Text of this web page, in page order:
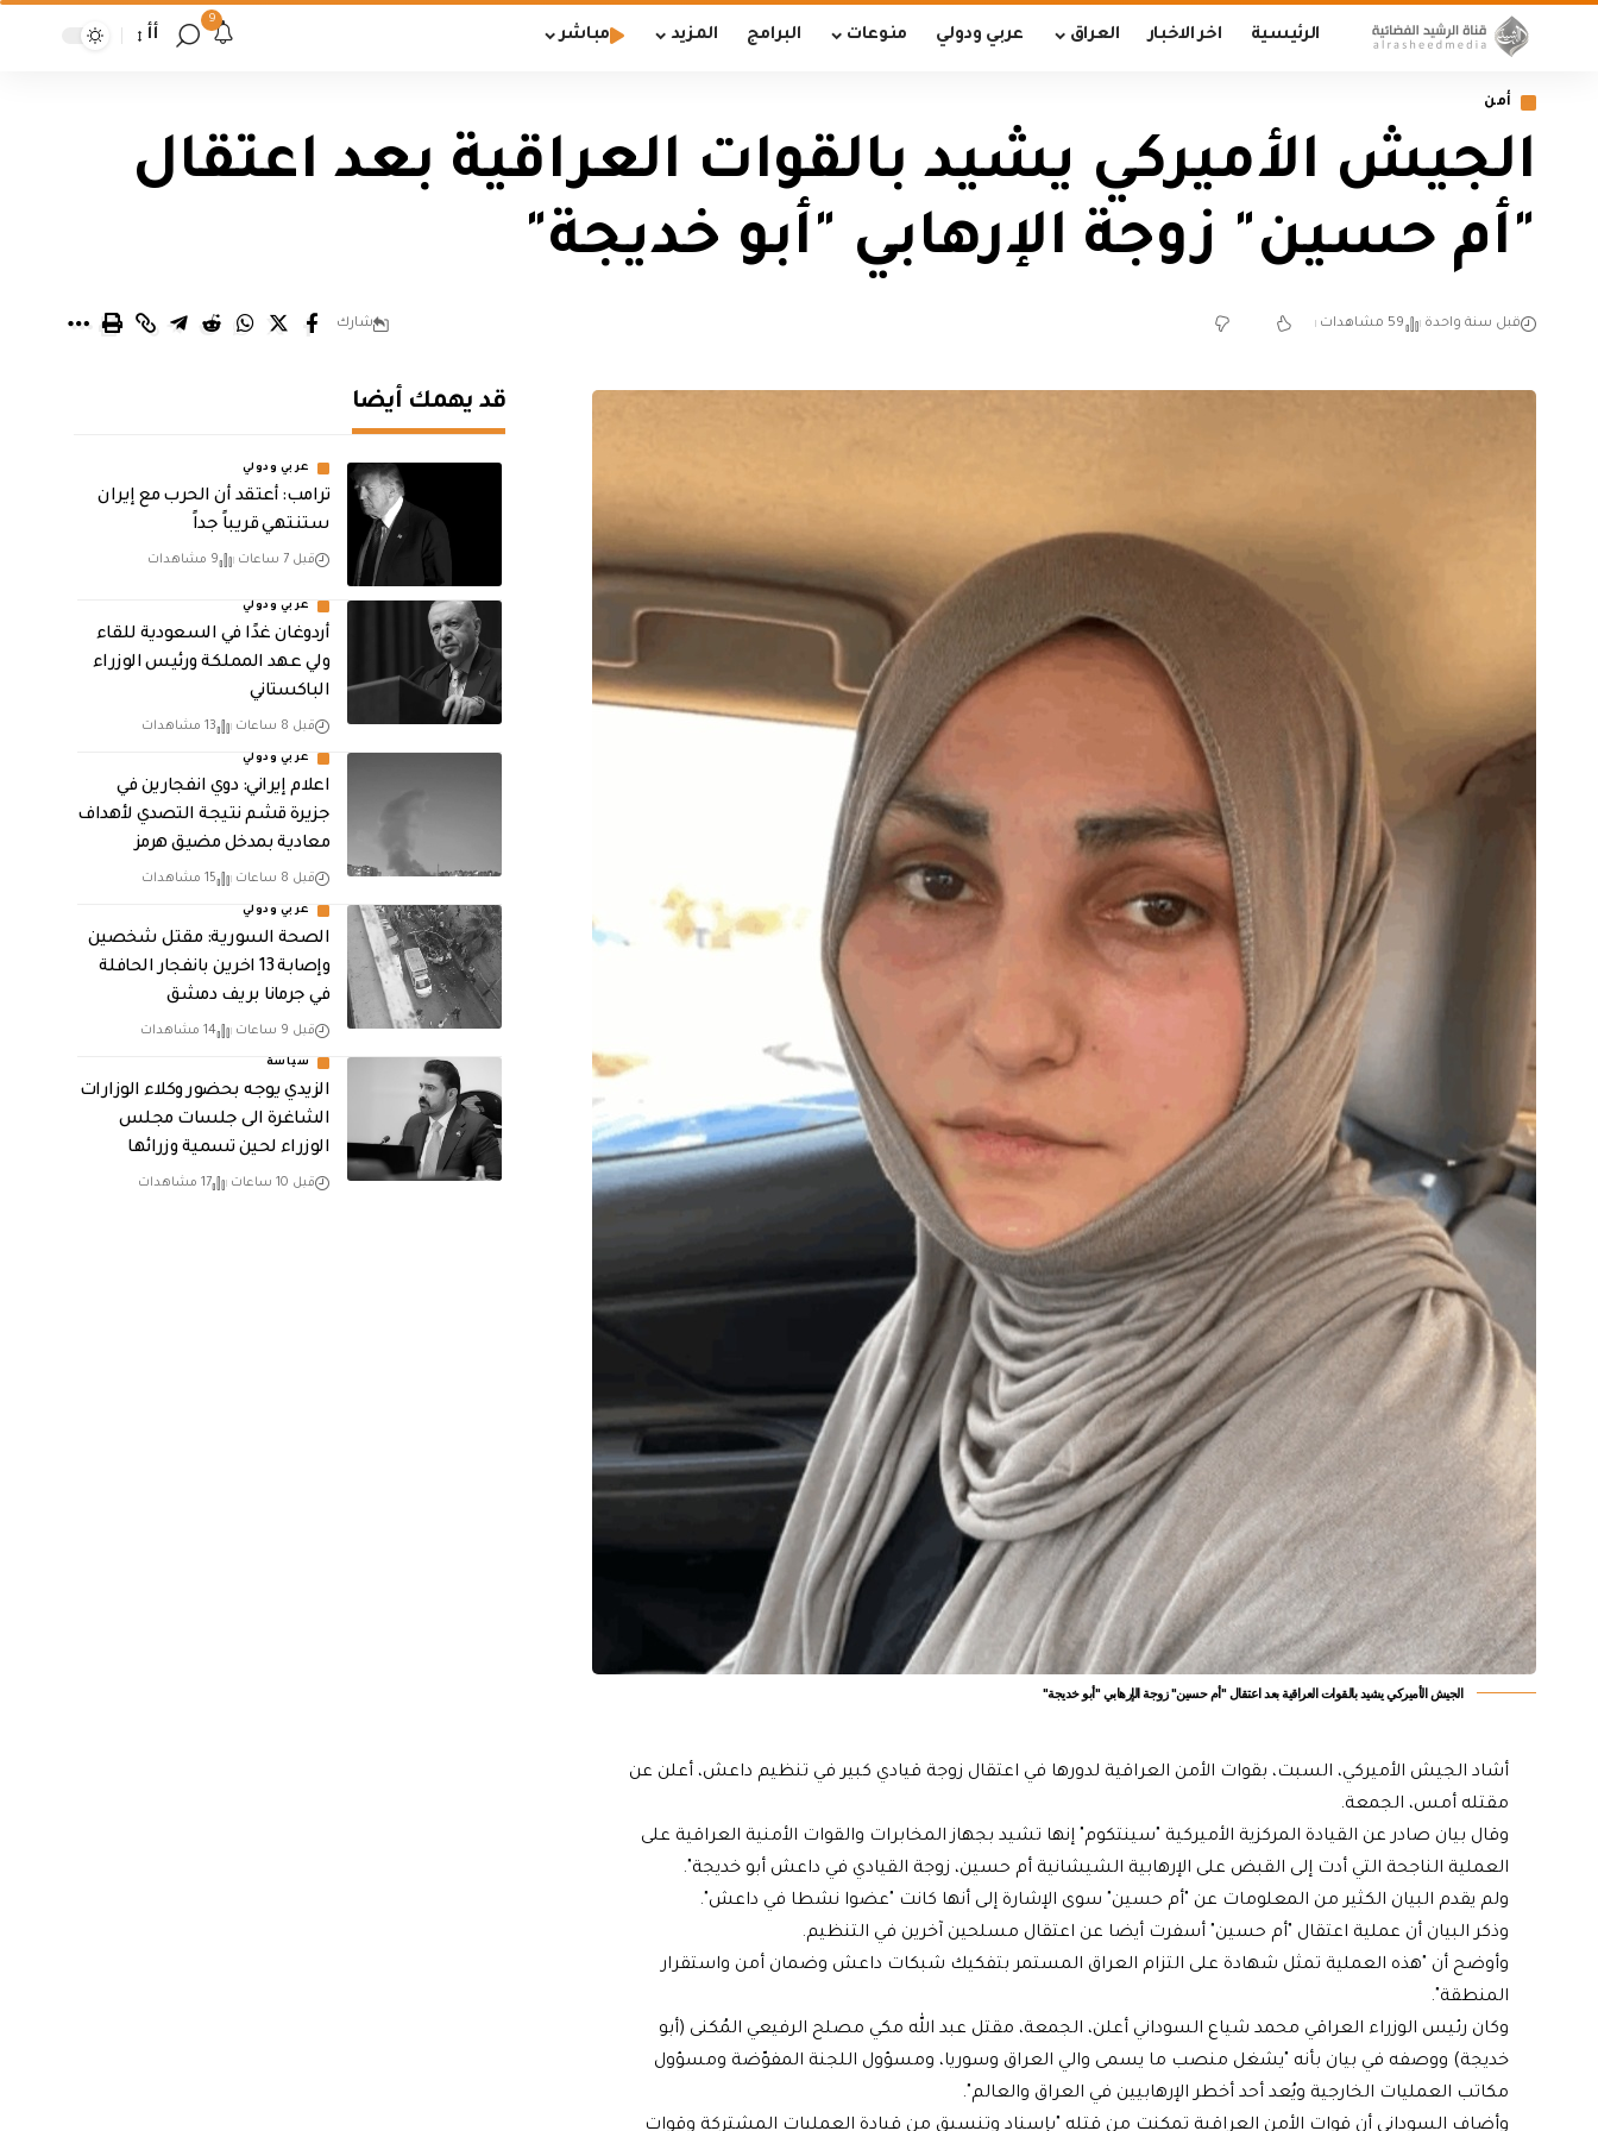
الرئيسية اخر الاخبار العراق عربي ودولي منوعات البرامج المزيد مباشر
9
أأ
أمن
الجيش الأميركي يشيد بالقوات العراقية بعد اعتقال
"أم حسين" زوجة الإرهابي "أبو خديجة"
قبل سنة واحدة 59 مشاهدات شارك
الجيش الأميركي يشيد بالقوات العراقية بعد اعتقال "أم حسين" زوجة الإرهابي "أبو خديجة"
أشاد الجيش الأميركي، السبت، بقوات الأمن العراقية لدورها في اعتقال زوجة قيادي كبير في تنظيم داعش، أعلن عن
مقتله أمس، الجمعة.
وقال بيان صادر عن القيادة المركزية الأميركية "سينتكوم" إنها تشيد بجهاز المخابرات والقوات الأمنية العراقية على
العملية الناجحة التي أدت إلى القبض على الإرهابية الشيشانية أم حسين، زوجة القيادي في داعش أبو خديجة".
ولم يقدم البيان الكثير من المعلومات عن "أم حسين" سوى الإشارة إلى أنها كانت "عضوا نشطا في داعش".
وذكر البيان أن عملية اعتقال "أم حسين" أسفرت أيضا عن اعتقال مسلحين آخرين في التنظيم.
وأوضح أن "هذه العملية تمثل شهادة على التزام العراق المستمر بتفكيك شبكات داعش وضمان أمن واستقرار
المنطقة".
وكان رئيس الوزراء العراقي محمد شياع السوداني أعلن، الجمعة، مقتل عبد الله مكي مصلح الرفيعي المُكنى (أبو
خديجة) ووصفه في بيان بأنه "يشغل منصب ما يسمى والي العراق وسوريا، ومسؤول اللجنة المفوّضة ومسؤول
مكاتب العمليات الخارجية ويُعد أحد أخطر الإرهابيين في العراق والعالم".
وأضاف السوداني أن قوات الأمن العراقية تمكنت من قتله "بإسناد وتنسيق من قيادة العمليات المشتركة وقوات
قد يهمك أيضا
عربي ودولي
‏ترامب: أعتقد أن الحرب مع إيران
ستنتهي قريباً جداً
قبل 7 ساعات 9 مشاهدات
عربي ودولي
أردوغان غدًا في السعودية للقاء
ولي عهد المملكة ورئيس الوزراء
الباكستاني
قبل 8 ساعات 13 مشاهدات
عربي ودولي
اعلام إيراني: دوي انفجارين في
جزيرة قشم نتيجة التصدي لأهداف
معادية بمدخل مضيق هرمز
قبل 8 ساعات 15 مشاهدات
عربي ودولي
الصحة السورية: مقتل شخصين
وإصابة 13 اخرين بانفجار الحافلة
في جرمانا بريف دمشق
قبل 9 ساعات 14 مشاهدات
سياسة
الزيدي يوجه بحضور وكلاء الوزارات
الشاغرة الى جلسات مجلس
الوزراء لحين تسمية وزرائها
قبل 10 ساعات 17 مشاهدات